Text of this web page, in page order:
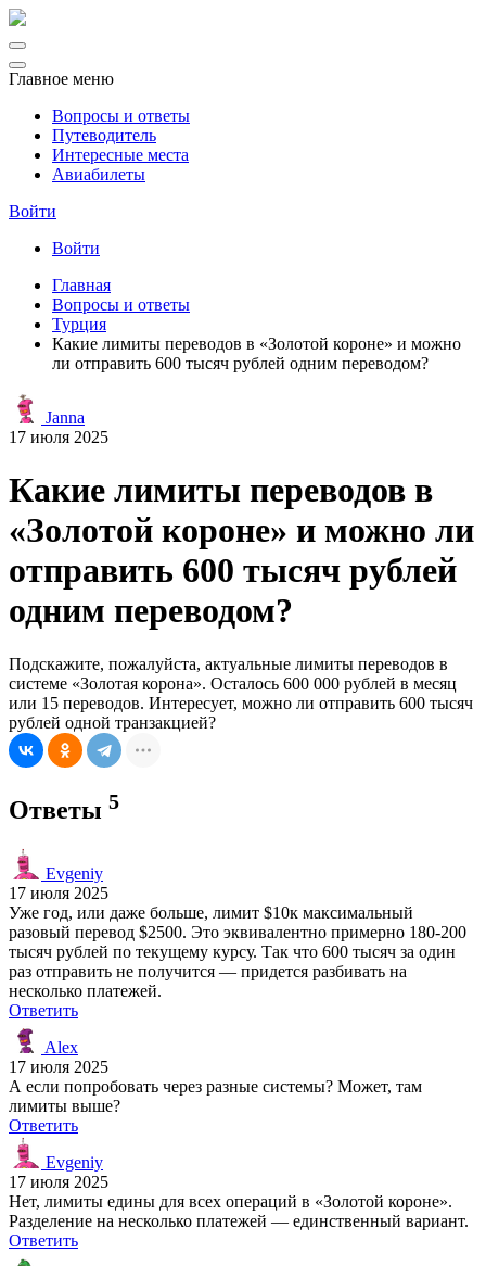
Главное меню
Вопросы и ответы
Путеводитель
Интересные места
Авиабилеты
Войти
Войти
Главная
Вопросы и ответы
Турция
Какие лимиты переводов в «Золотой короне» и можно
ли отправить 600 тысяч рублей одним переводом?
Janna
17 июля 2025
Какие лимиты переводов в
«Золотой короне» и можно ли
отправить 600 тысяч рублей
одним переводом?
Подскажите, пожалуйста, актуальные лимиты переводов в
системе «Золотая корона». Осталось 600 000 рублей в месяц
или 15 переводов. Интересует, можно ли отправить 600 тысяч
рублей одной транзакцией?
Ответы 5
Evgeniy
17 июля 2025
Уже год, или даже больше, лимит $10к максимальный
разовый перевод $2500. Это эквивалентно примерно 180-200
тысяч рублей по текущему курсу. Так что 600 тысяч за один
раз отправить не получится — придется разбивать на
несколько платежей.
Ответить
Alex
17 июля 2025
А если попробовать через разные системы? Может, там
лимиты выше?
Ответить
Evgeniy
17 июля 2025
Нет, лимиты едины для всех операций в «Золотой короне».
Разделение на несколько платежей — единственный вариант.
Ответить